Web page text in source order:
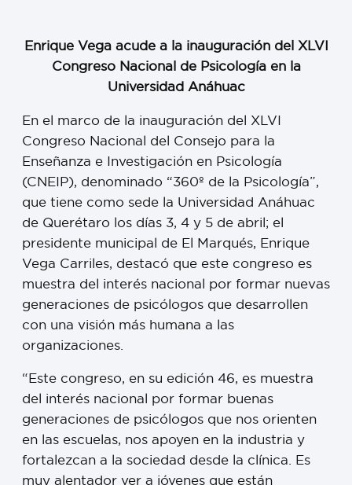
Enrique Vega acude a la inauguración del XLVI
Congreso Nacional de Psicología en la
Universidad Anáhuac
En el marco de la inauguración del XLVI
Congreso Nacional del Consejo para la
Enseñanza e Investigación en Psicología
(CNEIP), denominado “360º de la Psicología”,
que tiene como sede la Universidad Anáhuac
de Querétaro los días 3, 4 y 5 de abril; el
presidente municipal de El Marqués, Enrique
Vega Carriles, destacó que este congreso es
muestra del interés nacional por formar nuevas
generaciones de psicólogos que desarrollen
con una visión más humana a las
organizaciones.
“Este congreso, en su edición 46, es muestra
del interés nacional por formar buenas
generaciones de psicólogos que nos orienten
en las escuelas, nos apoyen en la industria y
fortalezcan a la sociedad desde la clínica. Es
muy alentador ver a jóvenes que están